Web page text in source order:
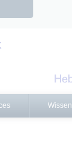
Wissen